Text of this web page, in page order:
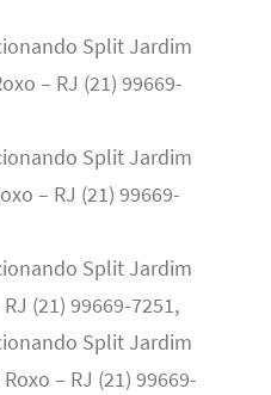
Split Jardim
– RJ (21) 99669-
Split Jardim
– RJ (21) 99669-
Split Jardim
(21) 99669-7251,
Split Jardim
– RJ (21) 99669-